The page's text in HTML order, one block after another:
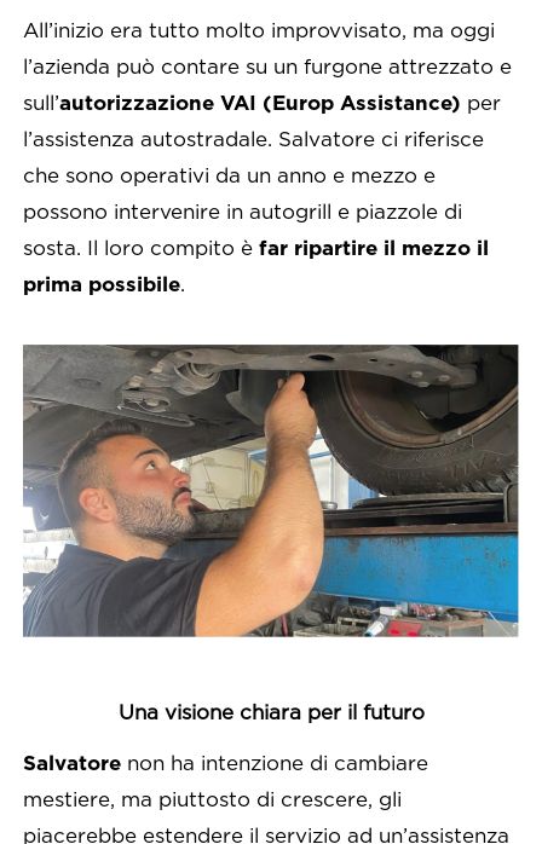
All’inizio era tutto molto improvvisato, ma oggi
l’azienda può contare su un furgone attrezzato e
sull’autorizzazione VAI (Europ Assistance) per
l’assistenza autostradale. Salvatore ci riferisce
che sono operativi da un anno e mezzo e
possono intervenire in autogrill e piazzole di
sosta. Il loro compito è far ripartire il mezzo il
prima possibile.
Una visione chiara per il futuro
Salvatore non ha intenzione di cambiare
mestiere, ma piuttosto di crescere, gli
piacerebbe estendere il servizio ad un’assistenza